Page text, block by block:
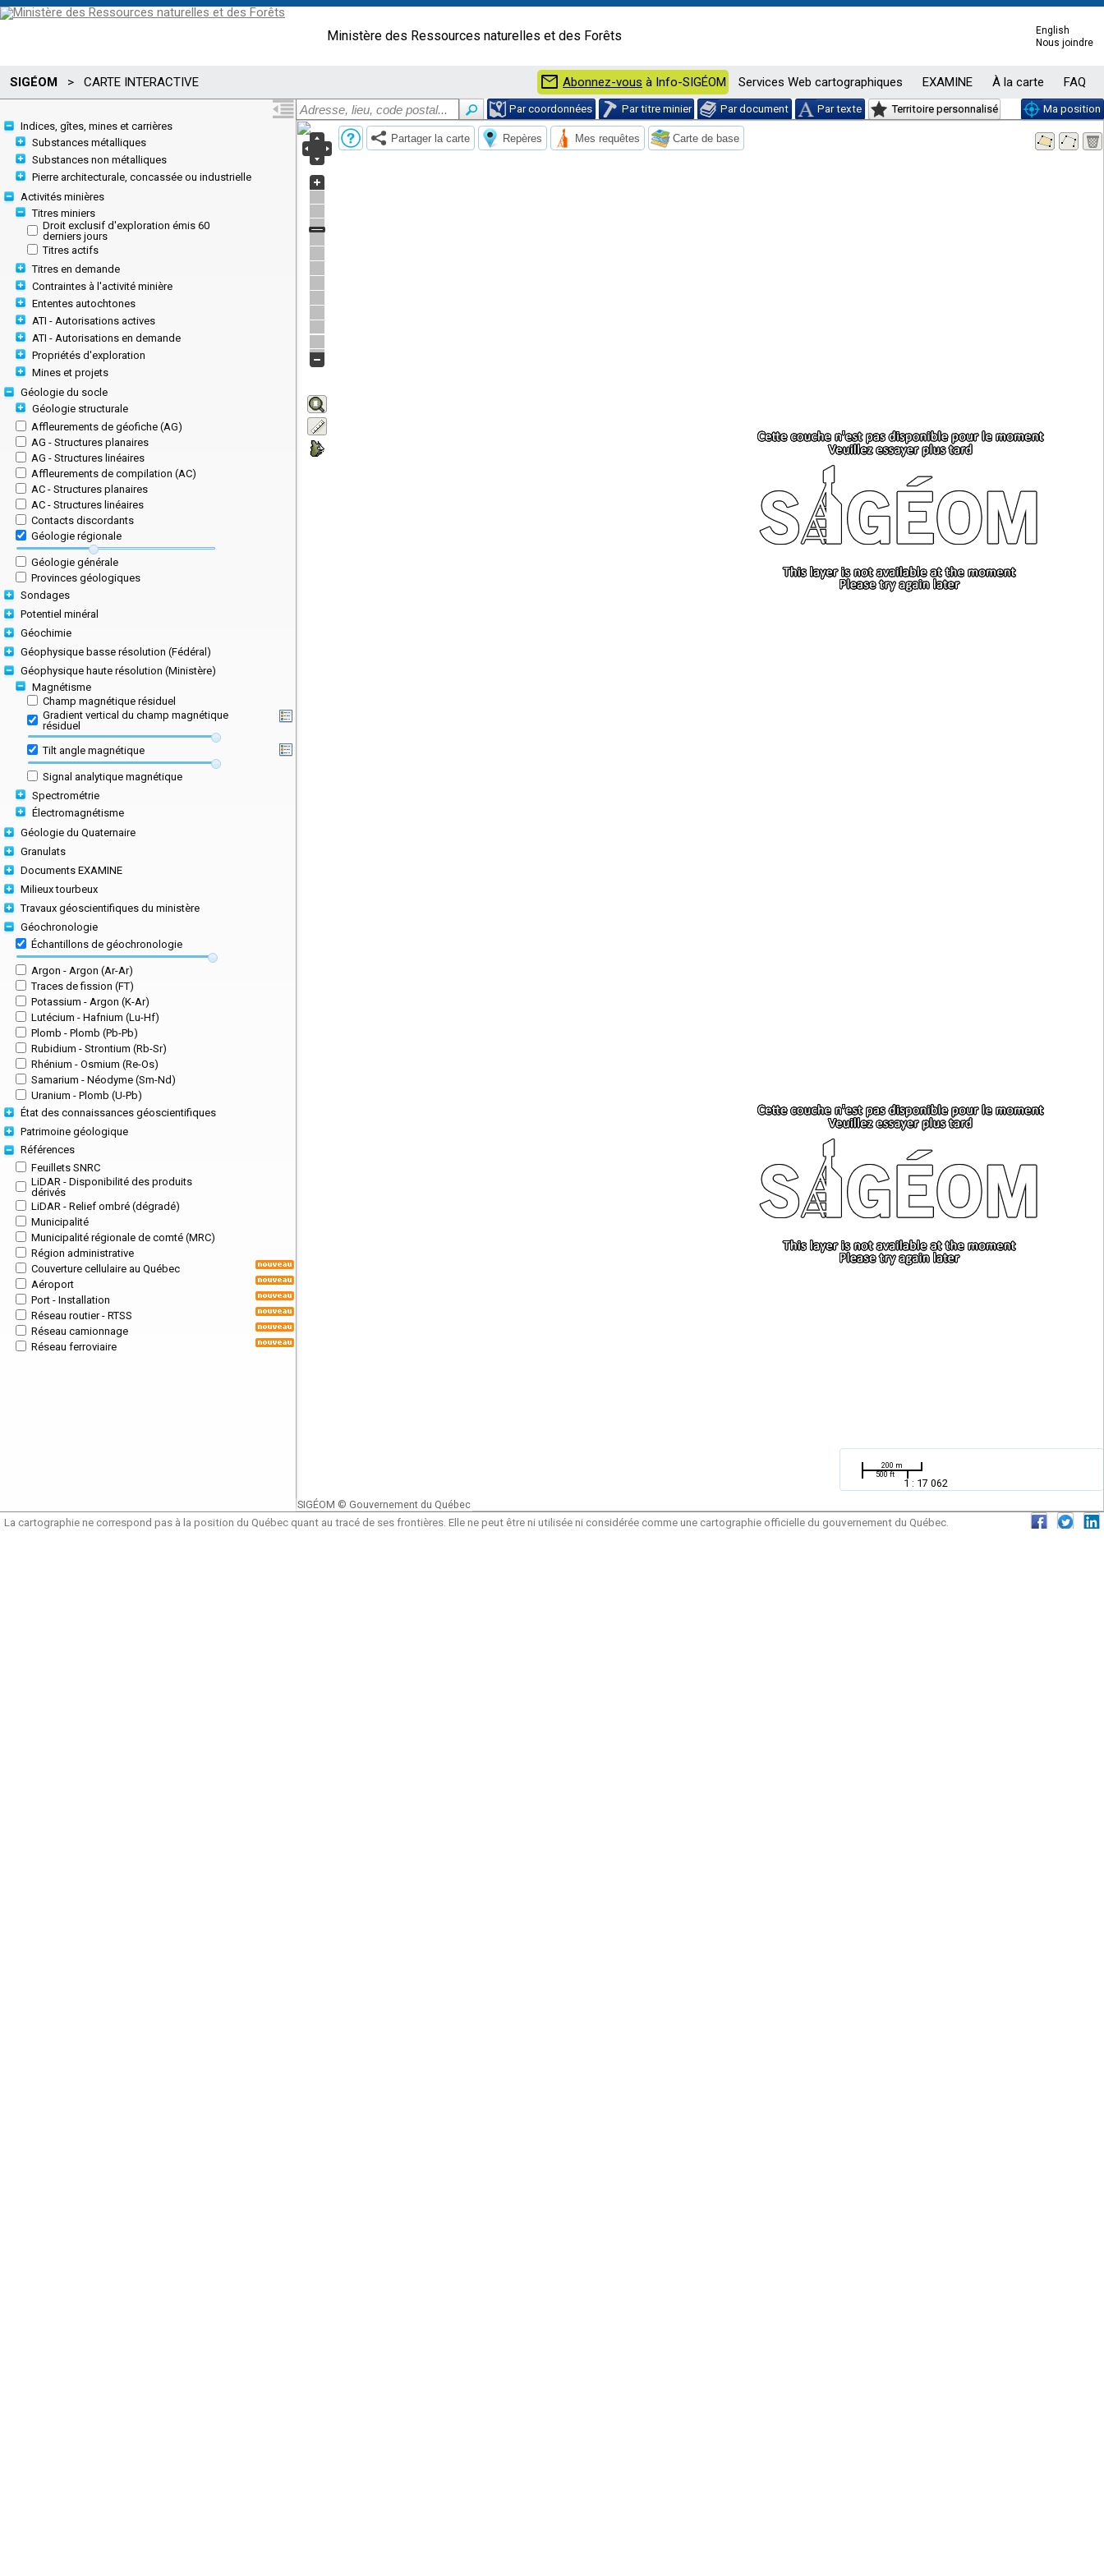
Ministère des Ressources naturelles et des Forêts
English
Nous joindre
SIGÉOM > CARTE INTERACTIVE mail Abonnez-vous à Info-SIGÉOM Services Web cartographiques EXAMINE À la carte FAQ
Par coordonnées Par titre minier Par document Par texte Territoire personnalisé
Ma position
Indices, gîtes, mines et carrières
Substances métalliques
Substances non métalliques
Pierre architecturale, concassée ou industrielle
Activités minières
Titres miniers
Droit exclusif d'exploration émis 60
derniers jours
Titres actifs
Titres en demande
Contraintes à l'activité minière
Ententes autochtones
ATI - Autorisations actives
ATI - Autorisations en demande
Propriétés d'exploration
Mines et projets
Géologie du socle
Géologie structurale
Affleurements de géofiche (AG)
AG - Structures planaires
AG - Structures linéaires
Affleurements de compilation (AC)
AC - Structures planaires
AC - Structures linéaires
Contacts discordants
Géologie régionale
Géologie générale
Provinces géologiques
Sondages
Potentiel minéral
Géochimie
Géophysique basse résolution (Fédéral)
Géophysique haute résolution (Ministère)
Magnétisme
Champ magnétique résiduel
Gradient vertical du champ magnétique
résiduel
Tilt angle magnétique
Signal analytique magnétique
Spectrométrie
Électromagnétisme
Géologie du Quaternaire
Granulats
Documents EXAMINE
Milieux tourbeux
Travaux géoscientifiques du ministère
Géochronologie
Échantillons de géochronologie
Argon - Argon (Ar-Ar)
Traces de fission (FT)
Potassium - Argon (K-Ar)
Lutécium - Hafnium (Lu-Hf)
Plomb - Plomb (Pb-Pb)
Rubidium - Strontium (Rb-Sr)
Rhénium - Osmium (Re-Os)
Samarium - Néodyme (Sm-Nd)
Uranium - Plomb (U-Pb)
État des connaissances géoscientifiques
Patrimoine géologique
Références
Feuillets SNRC
LiDAR - Disponibilité des produits
dérivés
LiDAR - Relief ombré (dégradé)
Municipalité
Municipalité régionale de comté (MRC)
Région administrative
Couverture cellulaire au Québec
Aéroport
Port - Installation
Réseau routier - RTSS
Réseau camionnage
Réseau ferroviaire
200 m
500 ft
1 : 17 062
SIGÉOM © Gouvernement du Québec
Partager la carte Repères Mes requêtes Carte de base
La cartographie ne correspond pas à la position du Québec quant au tracé de ses frontières. Elle ne peut être ni utilisée ni considérée comme une cartographie officielle du gouvernement du Québec.